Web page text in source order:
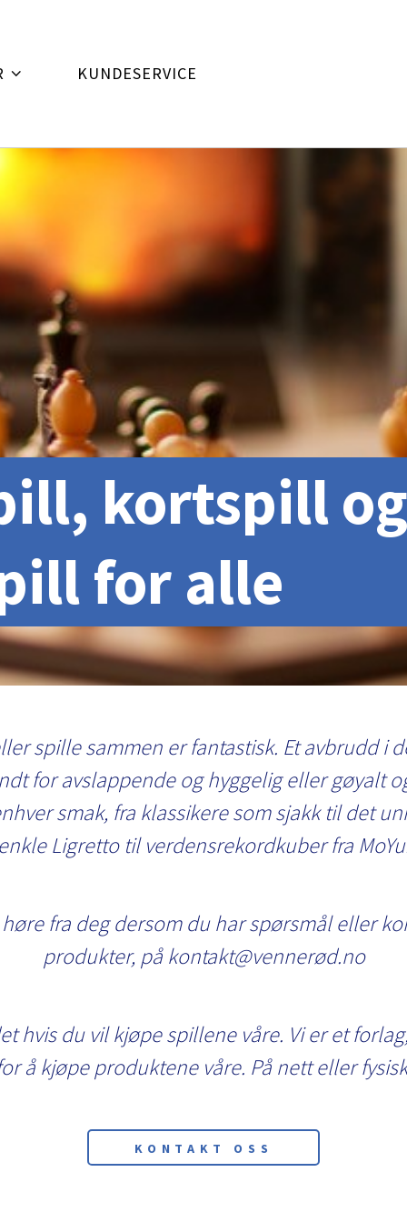
KUNDESERVICE
kortspill og
for alle
spille sammen er fantastisk. Et avbrudd i
for avslappende og hyggelig eller gøyalt
smak, fra klassikere som sjakk til det
Ligretto til verdensrekordkuber fra
fra deg dersom du har spørsmål eller
produkter, på kontakt@vennerød.no
hvis du vil kjøpe spillene våre. Vi er et
å kjøpe produktene våre. På nett eller
KONTAKT OSS